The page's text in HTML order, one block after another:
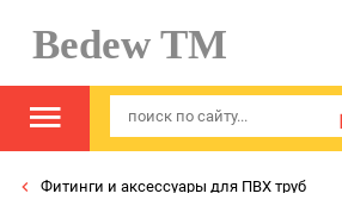
Bedew TM
Фитинги и аксессуары для ПВХ труб